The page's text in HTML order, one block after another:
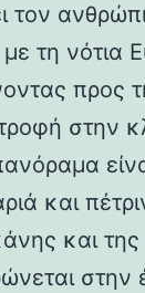
τον
με τη νότια
προς
στην
και
και
στην